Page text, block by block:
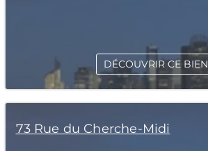
DÉCOUVRIR CE BIEN
73 Rue du Cherche-Midi